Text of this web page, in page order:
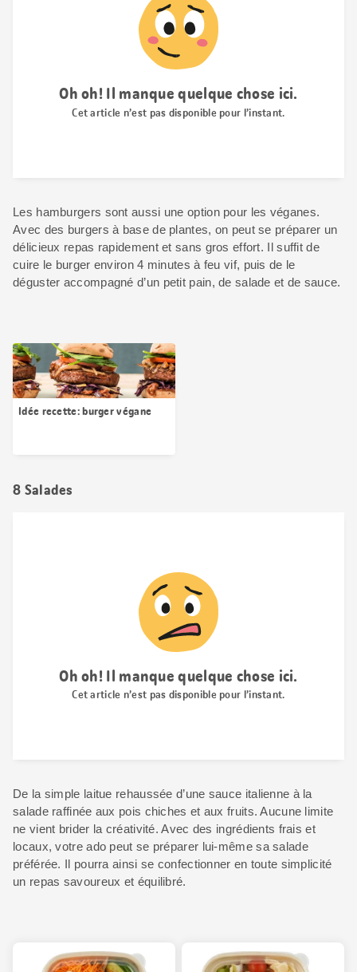
Les hamburgers sont aussi une option pour les véganes.
Avec des burgers à base de plantes, on peut se préparer un
délicieux repas rapidement et sans gros effort. Il suffit de
cuire le burger environ 4 minutes à feu vif, puis de le
déguster accompagné d’un petit pain, de salade et de sauce.
Idée recette: burger végane
8 Salades
De la simple laitue rehaussée d’une sauce italienne à la
salade raffinée aux pois chiches et aux fruits. Aucune limite
ne vient brider la créativité. Avec des ingrédients frais et
locaux, votre ado peut se préparer lui-même sa salade
préférée. Il pourra ainsi se confectionner en toute simplicité
un repas savoureux et équilibré.